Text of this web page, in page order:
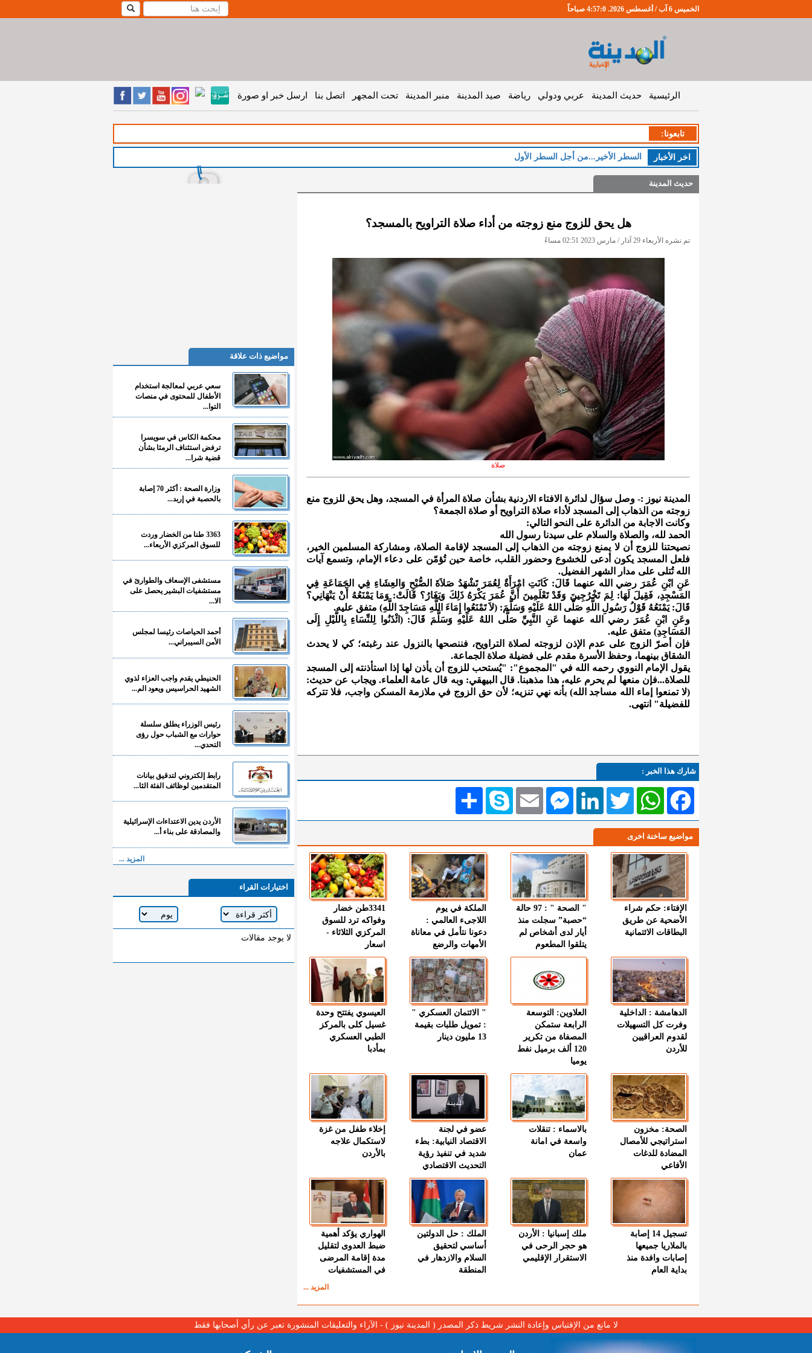
الخميس 6 آب / أغسطس 2026. 4:57:1 صباحاً
الرئيسية حديث المدينة عربي ودولي رياضة صيد المدينة منبر المدينة تحت المجهر اتصل بنا ارسل خبر او صورة
تابعونا:
اخر اﻷخبار
حديث المدينة
هل يحق للزوج منع زوجته من أداء صلاة التراويح بالمسجد؟
تم نشره الأربعاء 29 آذار / مارس 2023 02:51 مساءً
صلاة
المدينة نيوز :- وصل سؤال لدائرة الافتاء الاردنية بشأن صلاة المرأة في المسجد، وهل يحق للزوج منع
زوجته من الذهاب إلى المسجد لأداء صلاة التراويح أو صلاة الجمعة؟
وكانت الاجابة من الدائرة على النحو التالي:
الحمد لله، والصلاة والسلام على سيدنا رسول الله
نصيحتنا للزوج أن لا يمنع زوجته من الذهاب إلى المسجد لإقامة الصلاة، ومشاركة المسلمين الخير،
فلعل المسجد يكون أدعى للخشوع وحضور القلب، خاصة حين تُؤمّن على دعاء الإمام، وتسمع آيات
الله تُتلى على مدار الشهر الفضيل.
عَنِ ابْنِ عُمَرَ رضي الله عنهما قَالَ: كَانَتِ امْرَأَةٌ لِعُمَرَ تَشْهَدُ صَلاَةَ الصُّبْحِ وَالعِشَاءِ فِي الجَمَاعَةِ فِي
المَسْجِدِ، فَقِيلَ لَهَا: لِمَ تَخْرُجِينَ وَقَدْ تَعْلَمِينَ أَنَّ عُمَرَ يَكْرَهُ ذَلِكَ وَيَغَارُ؟ قَالَتْ: وَمَا يَمْنَعُهُ أَنْ يَنْهَانِي؟
قَالَ: يَمْنَعُهُ قَوْلُ رَسُولِ اللَّهِ صَلَّى اللهُ عَلَيْهِ وَسَلَّمَ: (لاَ تَمْنَعُوا إِمَاءَ اللَّهِ مَسَاجِدَ اللَّهِ) متفق عليه.
وعَنِ ابْنِ عُمَرَ رضي الله عنهما عَنِ النَّبِيِّ صَلَّى اللهُ عَلَيْهِ وَسَلَّمَ قَالَ: (ائْذَنُوا لِلنِّسَاءِ بِاللَّيْلِ إِلَى
المَسَاجِدِ) متفق عليه.
فإن أصرّ الزوج على عدم الإذن لزوجته لصلاة التراويح، فننصحها بالنزول عند رغبته؛ كي لا يحدث
الشقاق بينهما، وحفظ الأسرة مقدم على فضيلة صلاة الجماعة.
يقول الإمام النووي رحمه الله في "المجموع": "يُستحب للزوج أن يأذن لها إذا استأذنته إلى المسجد
للصلاة...فإن منعها لم يحرم عليه، هذا مذهبنا. قال البيهقي: وبه قال عامة العلماء. ويجاب عن حديث:
(لا تمنعوا إماء الله مساجد الله) بأنه نهي تنزيه؛ لأن حق الزوج في ملازمة المسكن واجب، فلا تتركه
للفضيلة" انتهى.
شارك هذا الخبر :
انشر Skype EmailMessengerLinkedIn TwitterWhatsAppFacebook
مواضيع ساخنة اخرى
الإفتاء: حكم شراء
الأضحية عن طريق
البطاقات الائتمانية
" الصحة " : 97 حالة
“حصبة” سجلت منذ
أيار لدى أشخاص لم
يتلقوا المطعوم
الملكة في يوم
اللاجىء العالمي :
دعونا نتأمل في معاناة
الأمهات والرضع
3341طن خضار
وفواكه ترد للسوق
المركزي الثلاثاء -
اسعار
الدهامشة : الداخلية
وفرت كل التسهيلات
لقدوم العراقيين
للأردن
العلاوين: التوسعة
الرابعة ستمكن
المصفاة من تكرير
120 ألف برميل نفط
يوميا
" الائتمان العسكري "
: تمويل طلبات بقيمة
13 مليون دينار
العيسوي يفتتح وحدة
غسيل كلى بالمركز
الطبي العسكري
بمأدبا
الصحة: مخزون
استراتيجي للأمصال
المضادة للدغات
الأفاعي
بالاسماء : تنقلات
واسعة في امانة
عمان
عضو في لجنة
الاقتصاد النيابية: بطء
شديد في تنفيذ رؤية
التحديث الاقتصادي
إخلاء طفل من غزة
لاستكمال علاجه
بالأردن
تسجيل 14 إصابة
بالملاريا جميعها
إصابات وافدة منذ
بداية العام
ملك إسبانيا : الأردن
هو حجر الرحى في
الاستقرار الإقليمي
الملك : حل الدولتين
أساسي لتحقيق
السلام والازدهار في
المنطقة
الهواري يؤكد أهمية
ضبط العدوى لتقليل
مدة إقامة المرضى
في المستشفيات
المزيد ...
مواضيع ذات علاقة
سعي عربي لمعالجة استخدام
الأطفال للمحتوى في منصات
التوا...
محكمة الكاس في سويسرا
ترفض استئناف الرمثا بشأن
قضية شرا...
وزارة الصحة : أكثر 70 إصابة
بالحصبة في إربد...
3363 طنا من الخضار وردت
للسوق المركزي الأربعاء...
مستشفى الإسعاف والطوارئ في
مستشفيات البشير يحصل على
الا...
أحمد الحياصات رئيسا لمجلس
الأمن السيبراني...
الحنيطي يقدم واجب العزاء لذوي
الشهيد الحراسيس ويعود الم...
رئيس الوزراء يطلق سلسلة
حوارات مع الشباب حول رؤى
التحدي...
رابط إلكتروني لتدقيق بيانات
المتقدمين لوظائف الفئة الثا...
الأردن يدين الاعتداءات الإسرائيلية
والمصادقة على بناء أ...
المزيد ...
اختيارات القراء
لا يوجد مقالات
لا مانع من الإقتباس وإعادة النشر شريط ذكر المصدر ( المدينة نيوز ) - الآراء والتعليقات المنشورة تعبر عن رأي أصحابها فقط